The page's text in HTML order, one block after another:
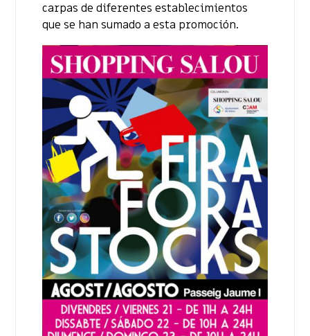
carpas de diferentes establecimientos
que se han sumado a esta promoción.